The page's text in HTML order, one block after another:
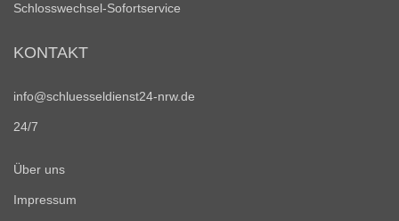
Schlosswechsel-Sofortservice
KONTAKT
info@schluesseldienst24-nrw.de
24/7
Über uns
Impressum